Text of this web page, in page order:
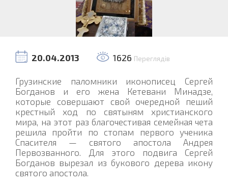
20.04.2013 1626 Переглядів
Грузинские паломники иконописец Сергей
Богданов и его жена Кетевани Минадзе,
которые совершают свой очередной пеший
крестный ход по святыням христианского
мира, на этот раз благочестивая семейная чета
решила пройти по стопам первого ученика
Спасителя — святого апостола Андрея
Первозванного. Для этого подвига Сергей
Богданов вырезал из букового дерева икону
святого апостола.